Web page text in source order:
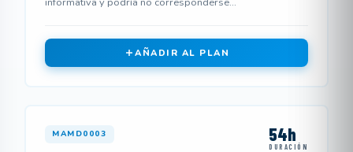
AÑADIR AL PLAN
MAMD0003 54h
DURACIÓN